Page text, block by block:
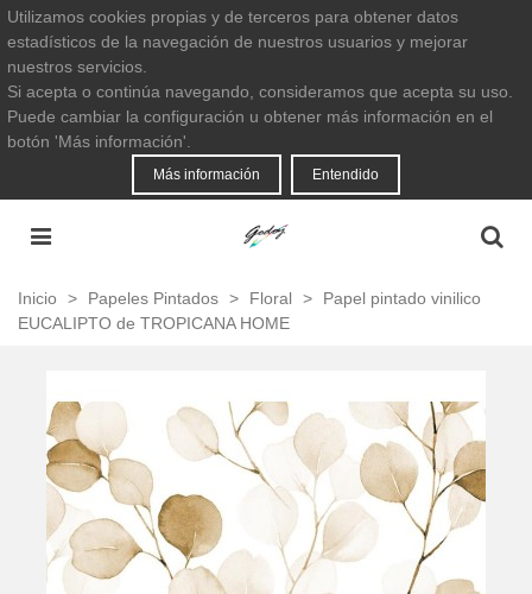
Utilizamos cookies propias y de terceros para obtener datos
estadísticos de la navegación de nuestros usuarios y mejorar
nuestros servicios.
Si acepta o continúa navegando, consideramos que acepta su uso.
Puede cambiar la configuración u obtener más información en el
botón 'Más información'.
Más información Entendido
Inicio > Papeles Pintados > Floral >
Papel pintado vinilico
EUCALIPTO de TROPICANA HOME